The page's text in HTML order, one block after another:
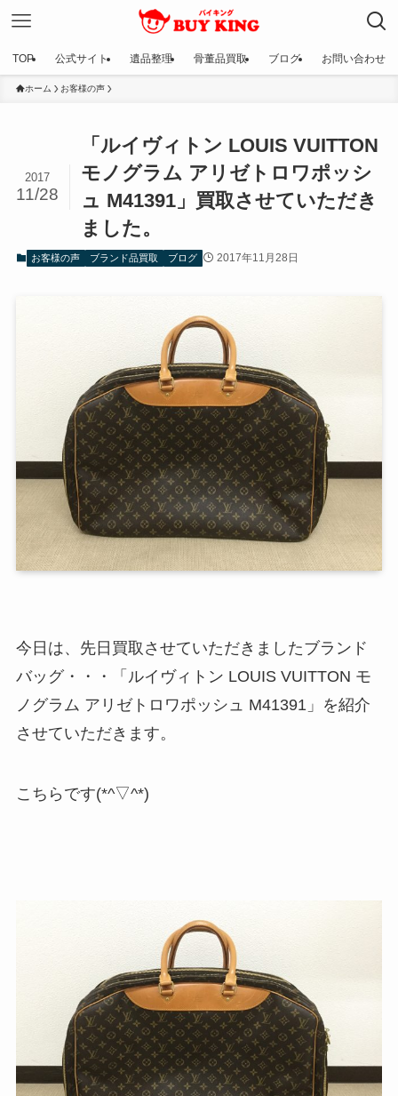
TOP 公式サイト 遺品整理 骨董品買取 ブログ お問い合わせ
ホーム お客様の声
「ルイヴィトン LOUIS VUITTON
モノグラム アリゼトロワポッシ
ュ M41391」買取させていただき
ました。
2017
11/28
お客様の声 ブランド品買取 ブログ 2017年11月28日
今日は、先日買取させていただきましたブランド
バッグ・・・「ルイヴィトン LOUIS VUITTON モ
ノグラム アリゼトロワポッシュ M41391」を紹介
させていただきます。
こちらです(*^▽^*)